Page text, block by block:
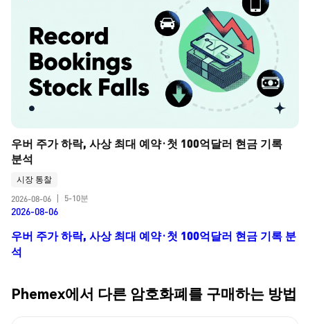
우버 주가 하락, 사상 최대 예약·첫 100억달러 현금 기록
분석
시장 통찰
2026-08-06
5-10분
2026-08-06
우버 주가 하락, 사상 최대 예약·첫 100억달러 현금 기록 분
석
Phemex에서 다른 암호화폐를 구매하는 방법